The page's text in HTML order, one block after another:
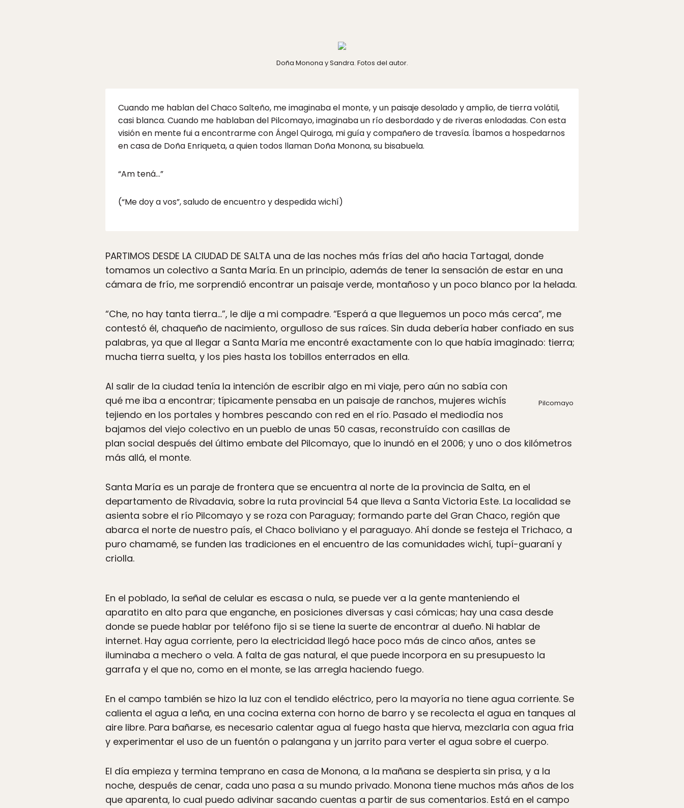
Doña Monona y Sandra. Fotos del autor.
Cuando me hablan del Chaco Salteño, me imaginaba el monte, y un paisaje desolado y amplio, de tierra volátil,
casi blanca. Cuando me hablaban del Pilcomayo, imaginaba un río desbordado y de riveras enlodadas. Con esta
visión en mente fui a encontrarme con Ángel Quiroga, mi guía y compañero de travesía. Íbamos a hospedarnos
en casa de Doña Enriqueta, a quien todos llaman Doña Monona, su bisabuela.
“Am tená…”
(“Me doy a vos”, saludo de encuentro y despedida wichí)
PARTIMOS DESDE LA CIUDAD DE SALTA una de las noches más frías del año hacia Tartagal, donde
tomamos un colectivo a Santa María. En un principio, además de tener la sensación de estar en una
cámara de frío, me sorprendió encontrar un paisaje verde, montañoso y un poco blanco por la helada.
“Che, no hay tanta tierra…”, le dije a mi compadre. “Esperá a que lleguemos un poco más cerca”, me
contestó él, chaqueño de nacimiento, orgulloso de sus raíces. Sin duda debería haber confiado en sus
palabras, ya que al llegar a Santa María me encontré exactamente con lo que había imaginado: tierra;
mucha tierra suelta, y los pies hasta los tobillos enterrados en ella.
Pilcomayo
Al salir de la ciudad tenía la intención de escribir algo en mi viaje, pero aún no sabía con
qué me iba a encontrar; típicamente pensaba en un paisaje de ranchos, mujeres wichís
tejiendo en los portales y hombres pescando con red en el río. Pasado el mediodía nos
bajamos del viejo colectivo en un pueblo de unas 50 casas, reconstruído con casillas de
plan social después del último embate del Pilcomayo, que lo inundó en el 2006; y uno o dos kilómetros
más allá, el monte.
Santa María es un paraje de frontera que se encuentra al norte de la provincia de Salta, en el
departamento de Rivadavia, sobre la ruta provincial 54 que lleva a Santa Victoria Este. La localidad se
asienta sobre el río Pilcomayo y se roza con Paraguay; formando parte del Gran Chaco, región que
abarca el norte de nuestro país, el Chaco boliviano y el paraguayo. Ahí donde se festeja el Trichaco, a
puro chamamé, se funden las tradiciones en el encuentro de las comunidades wichí, tupí-guaraní y
criolla.
En el poblado, la señal de celular es escasa o nula, se puede ver a la gente manteniendo el
aparatito en alto para que enganche, en posiciones diversas y casi cómicas; hay una casa desde
donde se puede hablar por teléfono fijo si se tiene la suerte de encontrar al dueño. Ni hablar de
internet. Hay agua corriente, pero la electricidad llegó hace poco más de cinco años, antes se
iluminaba a mechero o vela. A falta de gas natural, el que puede incorpora en su presupuesto la
garrafa y el que no, como en el monte, se las arregla haciendo fuego.
En el campo también se hizo la luz con el tendido eléctrico, pero la mayoría no tiene agua corriente. Se
calienta el agua a leña, en una cocina externa con horno de barro y se recolecta el agua en tanques al
aire libre. Para bañarse, es necesario calentar agua al fuego hasta que hierva, mezclarla con agua fria
y experimentar el uso de un fuentón o palangana y un jarrito para verter el agua sobre el cuerpo.
El día empieza y termina temprano en casa de Monona, a la mañana se despierta sin prisa, y a la
noche, después de cenar, cada uno pasa a su mundo privado. Monona tiene muchos más años de los
que aparenta, lo cual puedo adivinar sacando cuentas a partir de sus comentarios. Está en el campo